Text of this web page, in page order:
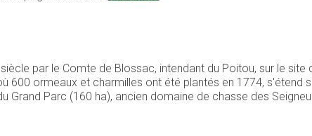
par le Comte de Blossac, intendant du Poitou, sur le site
600 ormeaux et charmilles ont été plantés en 1774, s'étend
Parc (160 ha), ancien domaine de chasse des